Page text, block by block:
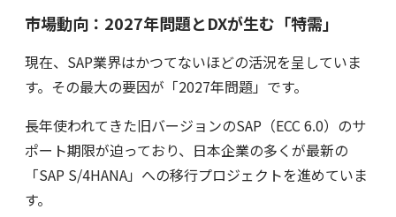
市場動向：2027年問題とDXが生む「特需」
現在、SAP業界はかつてないほどの活況を呈していま
す。その最大の要因が「2027年問題」です。
長年使われてきた旧バージョンのSAP（ECC 6.0）のサ
ポート期限が迫っており、日本企業の多くが最新の
「SAP S/4HANA」への移行プロジェクトを進めていま
す。